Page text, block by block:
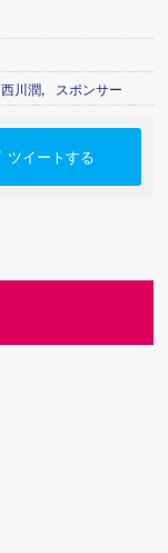
西川潤, スポンサー
ツイートする